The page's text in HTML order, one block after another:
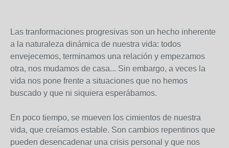
Las tranformaciones progresivas son un hecho inherente
a la naturaleza dinámica de nuestra vida: todos
envejecemos, terminamos una relación y empezamos
otra, nos mudamos de casa... Sin embargo, a veces la
vida nos pone frente a situaciones que no hemos
buscado y que ni siquiera esperábamos.
En poco tiempo, se mueven los cimientos de nuestra
vida, que creíamos estable. Son cambios repentinos que
pueden desencadenar una crisis personal y que nos